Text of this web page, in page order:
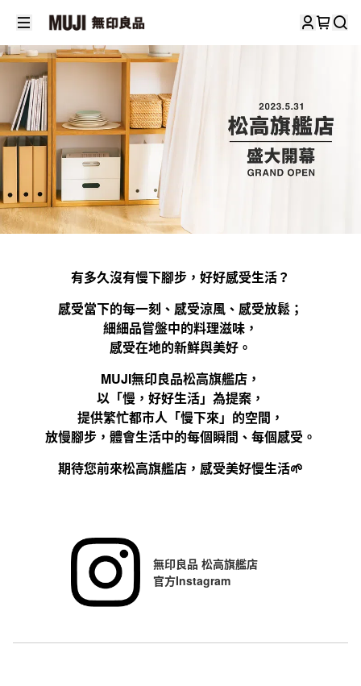
有多久沒有慢下腳步，好好感受生活？
感受當下的每一刻、感受涼風、感受放鬆；
細細品嘗盤中的料理滋味，
感受在地的新鮮與美好。
MUJI無印良品松高旗艦店，
以「慢，好好生活」為提案，
提供繁忙都市人「慢下來」的空間，
放慢腳步，體會生活中的每個瞬間、每個感受。
期待您前來松高旗艦店，感受美好慢生活🌱
無印良品 松高旗艦店
官方Instagram